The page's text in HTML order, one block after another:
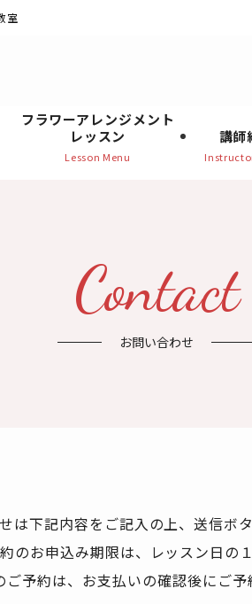
室
フラワーアレンジメント
レッスン
講師
お問い合わせ
は下記内容をご記入の上、送信ボ
のお申込み期限は、レッスン日の
ご予約は、お支払いの確認後にご予